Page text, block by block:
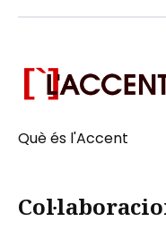
Què és l'Accent